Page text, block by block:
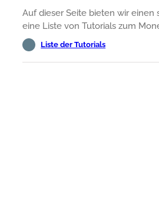
Auf dieser Seite bieten wir einen
eine Liste von Tutorials zum
Liste der Tutorials